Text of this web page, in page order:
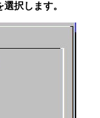
択します。